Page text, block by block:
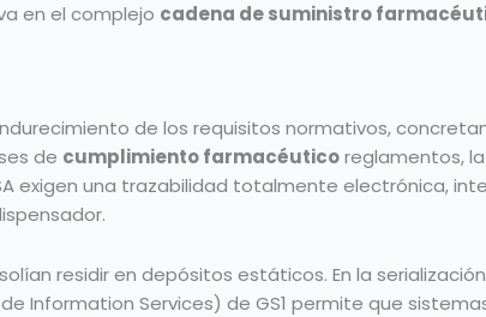
en el complejo cadena de suministro
de los requisitos normativos,
de cumplimiento farmacéuticoreglamentos,
exigen una trazabilidad totalmente electrónica,
residir en depósitos estáticos. En la
Information Services) de GS1 permite que